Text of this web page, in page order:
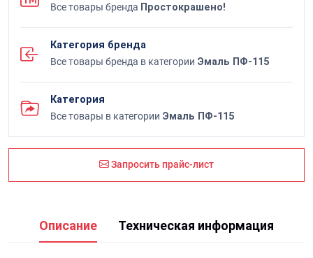
Все товары бренда Простокрашено!
Категория бренда
Все товары бренда в категории Эмаль ПФ-115
Категория
Все товары в категории Эмаль ПФ-115
Запросить прайс-лист
Описание Техническая информация